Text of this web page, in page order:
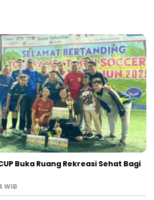
Buka Ruang Rekreasi Sehat Bagi
WIB